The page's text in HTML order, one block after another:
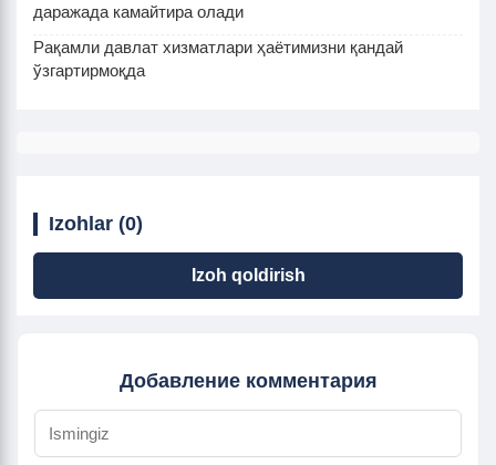
даражада камайтира олади
Рақамли давлат хизматлари ҳаётимизни қандай
ўзгартирмоқда
Izohlar (0)
Izoh qoldirish
Добавление комментария